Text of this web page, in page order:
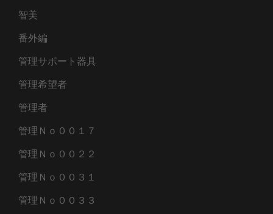
智美
番外編
管理サポート器具
管理希望者
管理者
管理Ｎｏ００１７
管理Ｎｏ００２２
管理Ｎｏ００３１
管理Ｎｏ００３３